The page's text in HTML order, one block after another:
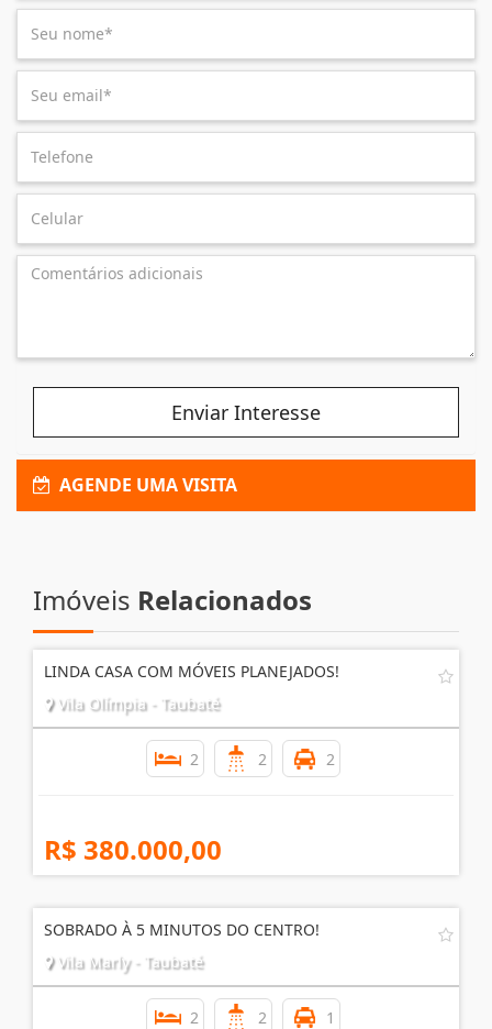
Enviar Interesse
AGENDE UMA VISITA
Imóveis Relacionados
LINDA CASA COM MÓVEIS PLANEJADOS!
Vila Olímpia - Taubaté
2 2 2
R$ 380.000,00
SOBRADO À 5 MINUTOS DO CENTRO!
Vila Marly - Taubaté
2 2 1